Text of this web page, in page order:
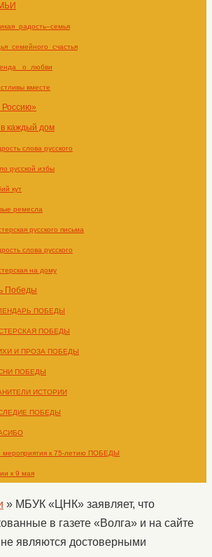
_о_любви
вместе
каждый дом
слова русского
русской избы
кут
ремесла
русского письма
слова русского
на дому
Победы
ПОБЕДЫ
ПОБЕДЫ
И ПРОЗА ПОБЕДЫ
ПОБЕДЫ
ИСТОРИИ
ПОБЕДЫ
мероприятия к 75-летию ПОБЕДЫ
к 9 мая
» МБУК «ЦНК» заявляет, что
в газете «Волга» и на сайте
являются достоверными